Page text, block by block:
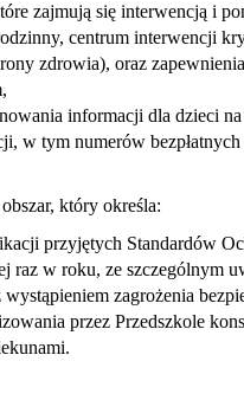
zajmują się interwencją i
centrum interwencji
zdrowia), oraz
informacji dla dzieci
w tym numerów
który określa:
przyjętych Standardów
raz w roku, ze szczególnym
zagrożenia
przez Przedszkole